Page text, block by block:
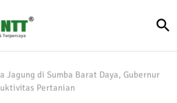
Jagung di Sumba Barat Daya, Gubernur
Pertanian